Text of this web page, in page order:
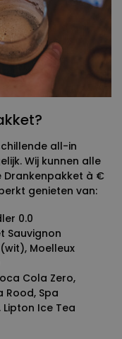
all-in
Wij kunnen alle
Drankenpakket à €
genieten van:
0.0
Sauvignon
Moelleux
Cola Zero,
Rood, Spa
Ice Tea